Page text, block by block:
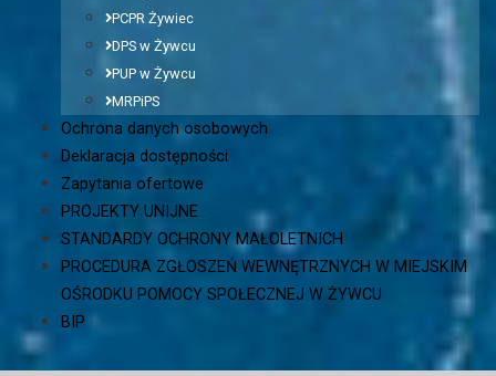
PCPR Żywiec
DPS w Żywcu
PUP w Żywcu
MRPiPS
Ochrona danych osobowych
Deklaracja dostępności
Zapytania ofertowe
PROJEKTY UNIJNE
STANDARDY OCHRONY MAŁOLETNICH
PROCEDURA ZGŁOSZEŃ WEWNĘTRZNYCH W MIEJSKIM
OŚRODKU POMOCY SPOŁECZNEJ W ŻYWCU
BIP